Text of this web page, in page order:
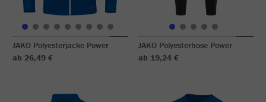
JAKO Polyesterjacke Power
ab 26,49 €
JAKO Polyesterhose Power
ab 19,24 €